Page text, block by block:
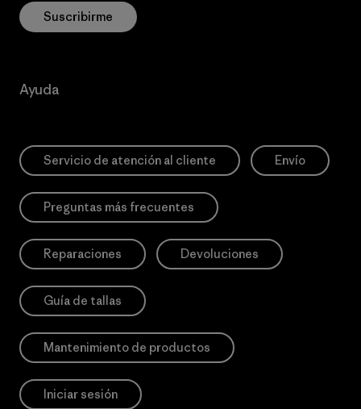
Suscribirme
Ayuda
Servicio de atención al cliente Envío
Preguntas más frecuentes
Reparaciones Devoluciones
Guía de tallas
Mantenimiento de productos
Iniciar sesión